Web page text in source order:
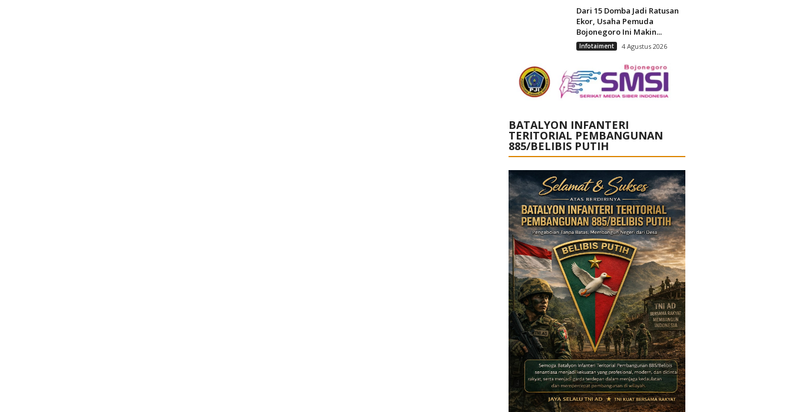
Dari 15 Domba Jadi Ratusan
Ekor, Usaha Pemuda
Bojonegoro Ini Makin...
Infotaiment 4 Agustus 2026
BATALYON INFANTERI
TERITORIAL PEMBANGUNAN
885/BELIBIS PUTIH